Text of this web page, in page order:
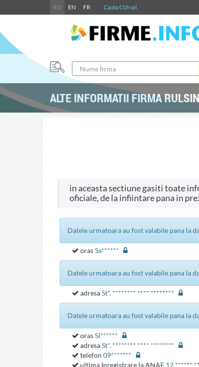
RO EN FR Cauta CUI-uri
ALTE INFORMATII FIRMA
in aceasta sectiune gasiti toate
oficiale, de la infiintare pana in
datele urmatoara au fost valabile pana la
orasSa******
datele urmatoara au fost valabile pana la
adresaSt*. ******** **** ********
datele urmatoara au fost valabile pana la
orasSI******
adresaSt*. ******** **** ********
telefon 09*******
ultima Inregistrare la ANAF 12 ******